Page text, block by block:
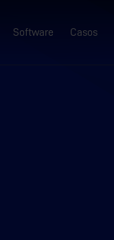
Software Casos